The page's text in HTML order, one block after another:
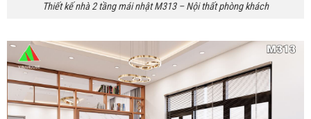
Thiết kế nhà 2 tầng mái nhật M313 – Nội thất phòng khách